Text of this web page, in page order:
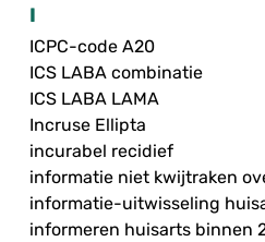
I
ICPC-code A20
ICS LABA combinatie
ICS LABA LAMA
Incruse Ellipta
incurabel recidief
informatie niet kwijtraken
informatie-uitwisseling
informeren huisarts binnen